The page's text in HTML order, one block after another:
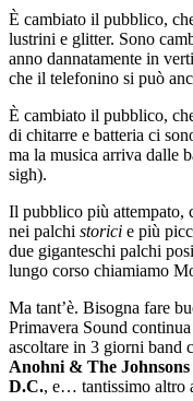
È cambiato il pubblico,
lustrini e glitter. Sono
anno dannatamente in
che il telefonino si può
È cambiato il pubblico,
di chitarre e batteria ci
ma la musica arriva dalle
sigh).
Il pubblico più attempato,
nei palchi storici e più
due giganteschi palchi
lungo corso chiamiamo
Ma tant’è. Bisogna fare
Primavera Sound
ascoltare in 3 giorni band
Anohni & The Johnsons
D.C., e… tantissimo altro